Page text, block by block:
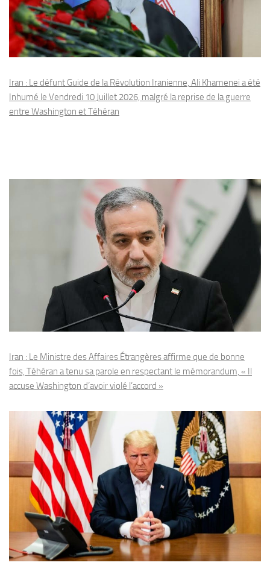
Iran : Le défunt Guide de la Révolution Iranienne, Ali Khamenei a été
Inhumé le Vendredi 10 Juillet 2026, malgré la reprise de la guerre
entre Washington et Téhéran
Iran : Le Ministre des Affaires Étrangères affirme que de bonne
fois, Téhéran a tenu sa parole en respectant le mémorandum, « Il
accuse Washington d’avoir violé l’accord »